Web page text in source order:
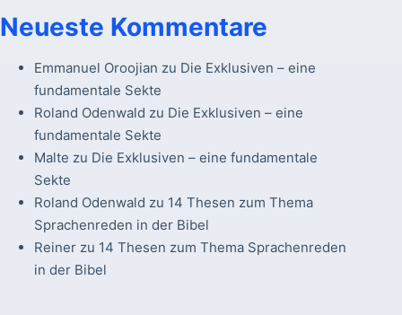
Neueste Kommentare
Emmanuel Oroojian zu Die Exklusiven – eine
fundamentale Sekte
Roland Odenwald zu Die Exklusiven – eine
fundamentale Sekte
Malte zu Die Exklusiven – eine fundamentale
Sekte
Roland Odenwald zu 14 Thesen zum Thema
Sprachenreden in der Bibel
Reinerzu 14 Thesen zum Thema Sprachenreden
in der Bibel